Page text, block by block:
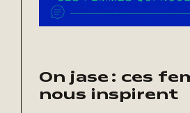
On jase : ces
nous inspirent